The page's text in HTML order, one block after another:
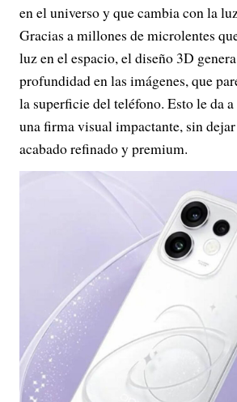
en el universo y que cambia con la
Gracias a millones de microlentes
luz en el espacio, el diseño 3D
profundidad en las imágenes, que
la superficie del teléfono. Esto le da
una firma visual impactante, sin
acabado refinado y premium.